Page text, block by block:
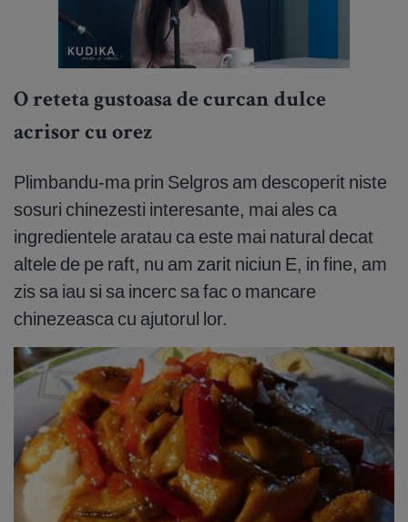
O reteta gustoasa de curcan dulce
acrisor cu orez
Plimbandu-ma prin Selgros am descoperit niste
sosuri chinezesti interesante, mai ales ca
ingredientele aratau ca este mai natural decat
altele de pe raft, nu am zarit niciun E, in fine, am
zis sa iau si sa incerc sa fac o mancare
chinezeasca cu ajutorul lor.